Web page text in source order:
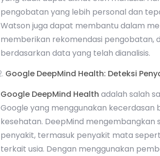
pengobatan yang lebih personal dan
Watson juga dapat membantu dalam
memberikan rekomendasi
berdasarkan data yang telah dianalisis.
Google DeepMind Health: Deteksi
Google DeepMind Health adalah salah
Google yang menggunakan
kesehatan. DeepMind
penyakit, termasuk penyakit mata
terkait usia. Dengan menggunakan